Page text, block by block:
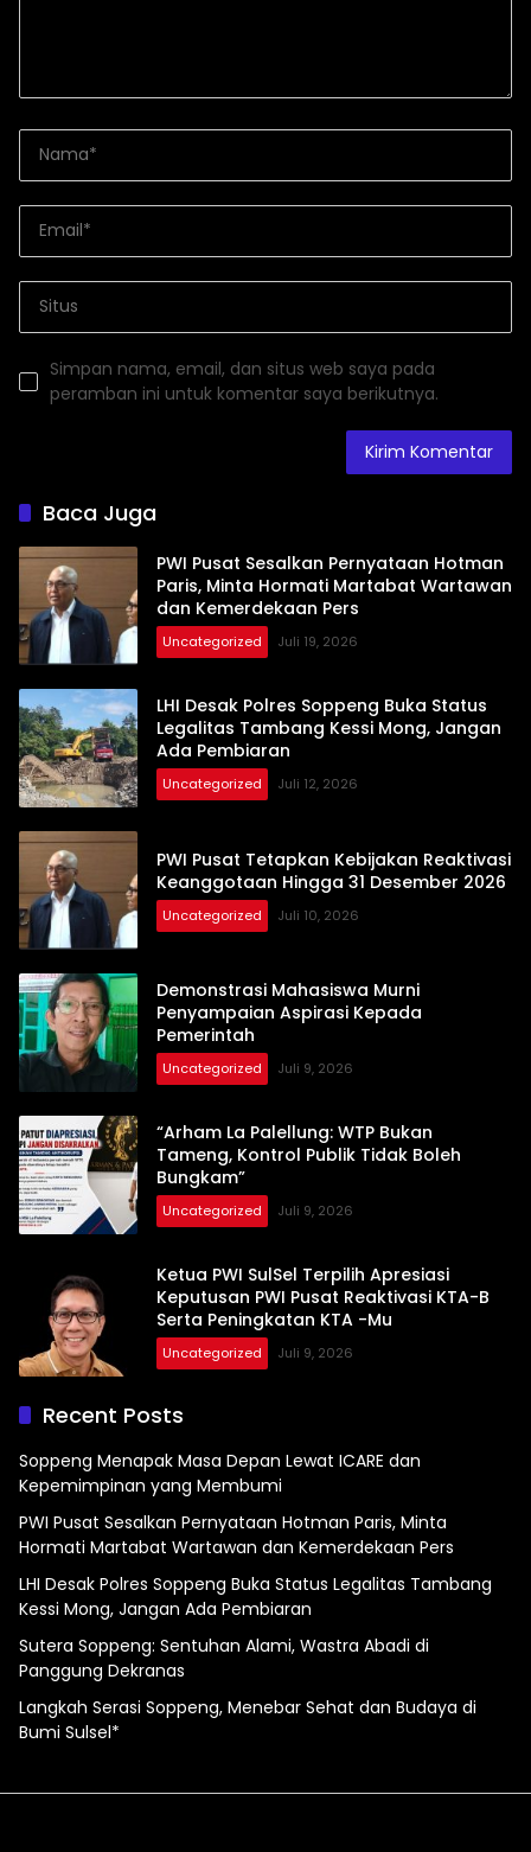
Simpan nama, email, dan situs web saya pada
peramban ini untuk komentar saya berikutnya.
Baca Juga
PWI Pusat Sesalkan Pernyataan Hotman
Paris, Minta Hormati Martabat Wartawan
dan Kemerdekaan Pers
Uncategorized Juli 19, 2026
LHI Desak Polres Soppeng Buka Status
Legalitas Tambang Kessi Mong, Jangan
Ada Pembiaran
Uncategorized Juli 12, 2026
PWI Pusat Tetapkan Kebijakan Reaktivasi
Keanggotaan Hingga 31 Desember 2026
Uncategorized Juli 10, 2026
Demonstrasi Mahasiswa Murni
Penyampaian Aspirasi Kepada
Pemerintah
Uncategorized Juli 9, 2026
“Arham La Palellung: WTP Bukan
Tameng, Kontrol Publik Tidak Boleh
Bungkam”
Uncategorized Juli 9, 2026
Ketua PWI SulSel Terpilih Apresiasi
Keputusan PWI Pusat Reaktivasi KTA-B
Serta Peningkatan KTA -Mu
Uncategorized Juli 9, 2026
Recent Posts
Soppeng Menapak Masa Depan Lewat ICARE dan
Kepemimpinan yang Membumi
PWI Pusat Sesalkan Pernyataan Hotman Paris, Minta
Hormati Martabat Wartawan dan Kemerdekaan Pers
LHI Desak Polres Soppeng Buka Status Legalitas Tambang
Kessi Mong, Jangan Ada Pembiaran
Sutera Soppeng: Sentuhan Alami, Wastra Abadi di
Panggung Dekranas
Langkah Serasi Soppeng, Menebar Sehat dan Budaya di
Bumi Sulsel*